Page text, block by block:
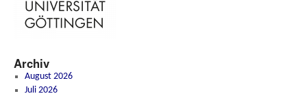
Archiv
August 2026
Juli 2026